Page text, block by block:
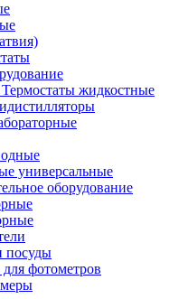
жидкостные
универсальные
оборудование
посуды
фотометров